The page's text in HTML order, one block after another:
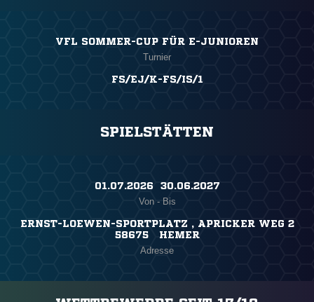
VFL SOMMER-CUP FÜR E-JUNIOREN
Turnier
FS/EJ/K-FS/IS/1
SPIELSTÄTTEN
01.07.2026 ​ 30.06.2027
Von - Bis
ERNST-LOEWEN-SPORTPLATZ , APRICKER WEG 2
58675 HEMER
Adresse